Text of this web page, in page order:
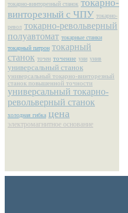
токарно-винторезный станок токарно-
винторезный с ЧПУ токарно-
револ токарно-револьверный
полуавтомат токарные станки
токарный патрон токарный
станок точен точение уни унив
универсальный станок
универсальный токарно-винторезный
станок повышенной точности
универсальный токарно-
револьверный станок
холодная гибка цена
электромагнитное основание